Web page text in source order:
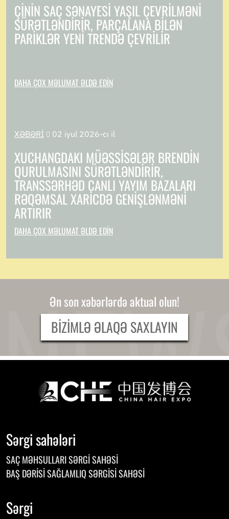
ÇININ SAÇ SƏNAYESI YAŞIL ÇEVRILMƏNI
SÜRƏTLƏNDIRIR, PARÇALANA BILƏN
PARIKLƏR YENI TRENDƏ ÇEVRILIR
DAHA ÇOX MƏLUMAT ƏLDƏ EDIN
XƏBƏRI  02 iyul 2026-cı il
XUCHANGDAKI MÜƏSSISƏLƏR BRENDIN
QURULMASINI SÜRƏTLƏNDIRIR,
TRANSSƏRHƏD CANLI YAYIM BAZALARI
RƏQƏMSAL XARICDƏ GENIŞLƏNMƏNI
ARTIRIR
DAHA ÇOX MƏLUMAT ƏLDƏ EDIN
Ən son xəbərlərdə aktual olun!
BIZIMLƏ ƏLAQƏ SAXLAYIN
Sərgi sahələri
SAÇ MƏHSULLARI SƏRGI SAHƏSI
BAŞ DƏRISI SAĞLAMLIQ SƏRGISI SAHƏSI
Sərgi